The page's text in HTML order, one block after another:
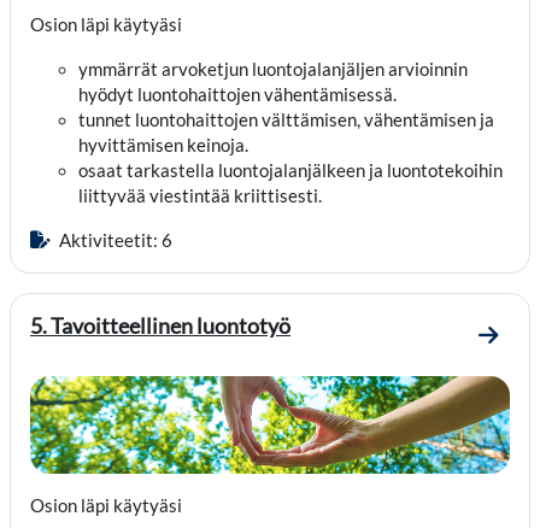
Osion läpi käytyäsi
ymmärrät arvoketjun luontojalanjäljen arvioinnin
hyödyt luontohaittojen vähentämisessä.
tunnet luontohaittojen välttämisen, vähentämisen ja
hyvittämisen keinoja.
osaat tarkastella luontojalanjälkeen ja luontotekoihin
liittyvää viestintää kriittisesti.
Aktiviteetit: 6
5. Tavoitteellinen luontotyö
Mene
Osion läpi käytyäsi